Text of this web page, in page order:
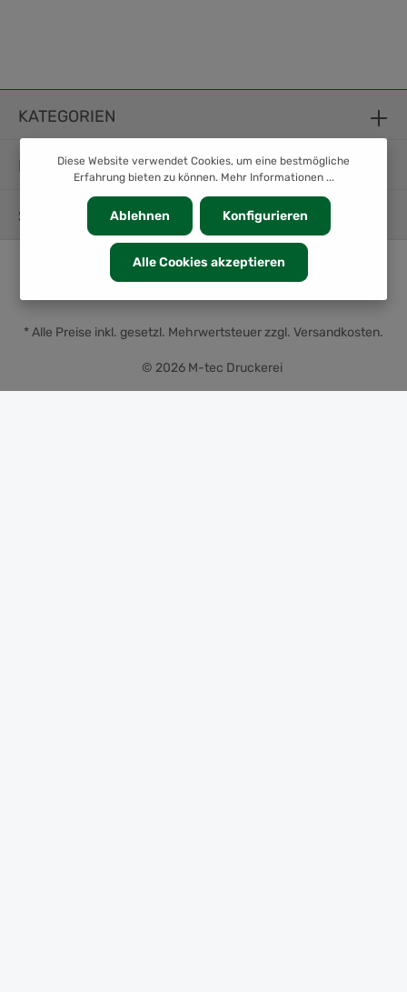
KATEGORIEN
INFORMATION
SERVICE
© 2026 M-tec Druckerei
* Alle Preise inkl. gesetzl. Mehrwertsteuer zzgl. Versandkosten.
Diese Website verwendet Cookies, um eine bestmögliche
Erfahrung bieten zu können. Mehr Informationen ...
Ablehnen Konfigurieren
Alle Cookies akzeptieren